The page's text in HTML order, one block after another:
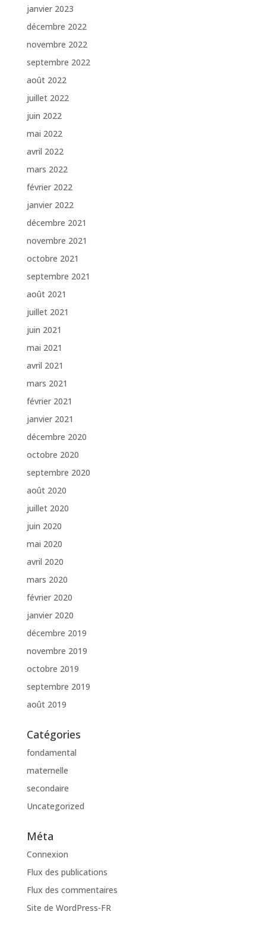
janvier 2023
décembre 2022
novembre 2022
septembre 2022
août 2022
juillet 2022
juin 2022
mai 2022
avril 2022
mars 2022
février 2022
janvier 2022
décembre 2021
novembre 2021
octobre 2021
septembre 2021
août 2021
juillet 2021
juin 2021
mai 2021
avril 2021
mars 2021
février 2021
janvier 2021
décembre 2020
octobre 2020
septembre 2020
août 2020
juillet 2020
juin 2020
mai 2020
avril 2020
mars 2020
février 2020
janvier 2020
décembre 2019
novembre 2019
octobre 2019
septembre 2019
août 2019
Catégories
fondamental
maternelle
secondaire
Uncategorized
Méta
Connexion
Flux des publications
Flux des commentaires
Site de WordPress-FR